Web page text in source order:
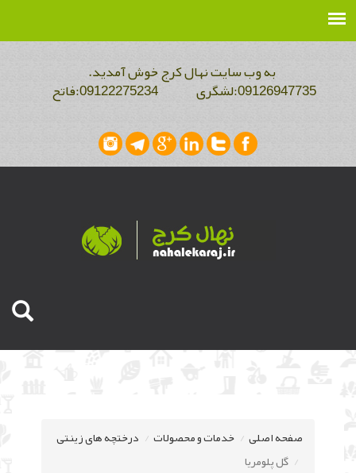
به وب سایت نهال کرج خوش آمدید.
صفحه اصلی خدمات و محصولات
درختچه های زینتی
گل پلومریا